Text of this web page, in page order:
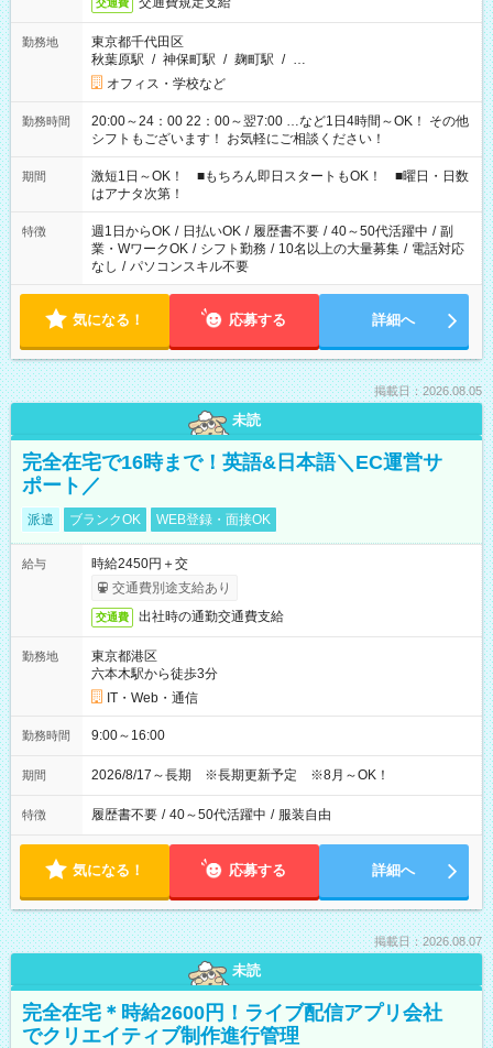
交通費
勤務地
東京都千代田区
秋葉原駅 / 神保町駅 / 麹町駅 / …
オフィス・学校など
勤務時間
20:00～24：00 22：00～翌7:00 …など1日4時間～OK！ その他
シフトもございます！ お気軽にご相談ください！
期間
激短1日～OK！ ■もちろん即日スタートもOK！ ■曜日・日数
はアナタ次第！
特徴 週1日からOK / 日払いOK / 履歴書不要 / 40～50代活躍中 / 副
業・WワークOK / シフト勤務 / 10名以上の大量募集 / 電話対応
なし / パソコンスキル不要
気になる！ 応募する 詳細へ
掲載日：2026.08.05
未読
完全在宅で16時まで！英語&日本語＼EC運営サ
ポート／
派遣 ブランクOK WEB登録・面接OK
給与
時給2450円＋交
交通費別途支給あり
交通費 出社時の通勤交通費支給
勤務地
東京都港区
六本木駅から徒歩3分
IT・Web・通信
勤務時間 9:00～16:00
期間 2026/8/17～長期 ※長期更新予定 ※8月～OK！
特徴 履歴書不要 / 40～50代活躍中 / 服装自由
気になる！ 応募する 詳細へ
掲載日：2026.08.07
未読
完全在宅＊時給2600円！ライブ配信アプリ会社
でクリエイティブ制作進行管理